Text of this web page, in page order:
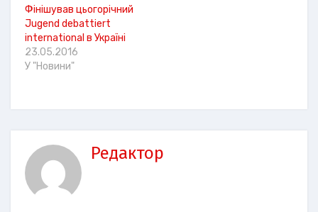
Фінішував цьогорічний
Jugend debattiert
international в Україні
23.05.2016
У "Новини"
Редактор